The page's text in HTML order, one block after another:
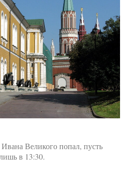
Великого попал, пусть
в 13:30.